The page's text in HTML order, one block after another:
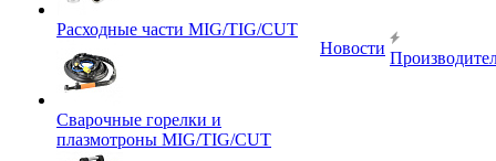
Расходные части MIG/TIG/CUT
Сварочные горелки и
плазмотроны MIG/TIG/CUT
Новости